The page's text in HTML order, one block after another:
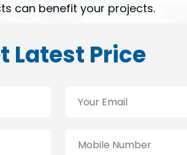
can benefit your projects.
Latest Price